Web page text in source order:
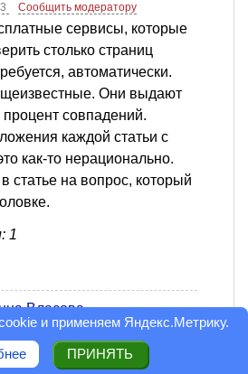
Сообщить модератору
сервисы, которые
столько страниц
автоматически.
Они выдают
процент совпадений.
каждой статьи с
как-то нерационально.
статье на вопрос, который
1
Власова
редактор
10:48
Сообщить модератору
этими
и применяем Яндекс.Метрику.
ПРИНЯТЬ